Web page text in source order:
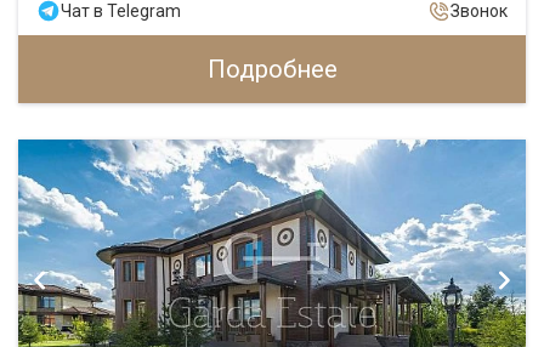
Чат в Telegram Звонок
Подробнее